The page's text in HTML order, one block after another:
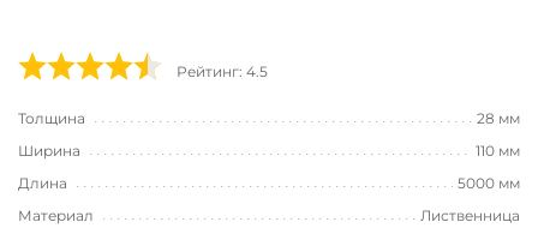
Рейтинг: 4.5
Толщина
28 мм
Ширина
110 мм
Длина
5000 мм
Материал
Лиственница